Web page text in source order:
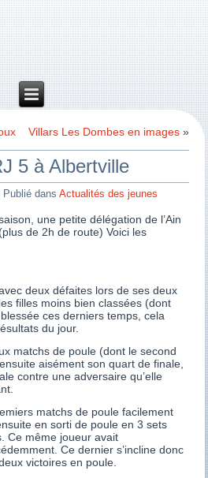
Villars Les Dombes en images»
5 à Albertville
Publié dans Actualités des jeunes
une petite délégation de l’Ain
de 2h de route) Voici les
deux défaites lors de ses deux
filles moins bien classées (dont
ces derniers temps, cela
du jour.
matchs de poule (dont le second
aisément son quart de finale,
contre une adversaire qu’elle
matchs de poule facilement
en sorti de poule en 3 sets
Ce même joueur avait
Ce dernier s’incline donc
victoires en poule.